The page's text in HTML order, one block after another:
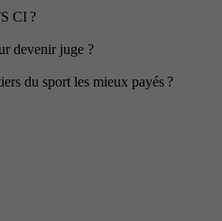
CI ?
devenir juge ?
du sport les mieux payés ?